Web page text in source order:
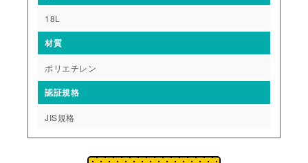
18L
材質
ポリエチレン
認証規格
JIS規格